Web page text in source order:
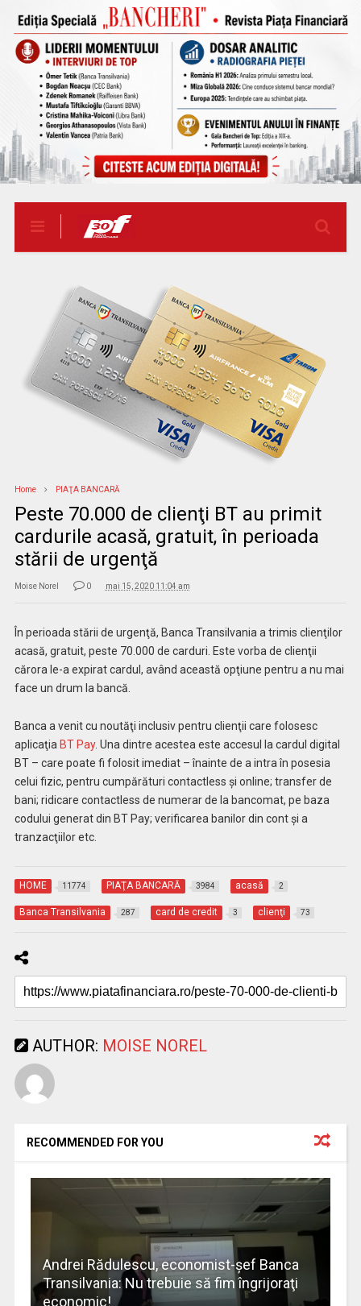
Home PIAŢA BANCARĂ
Peste 70.000 de clienţi BT au primit
cardurile acasă, gratuit, în perioada
stării de urgenţă
Moise Norel 0 mai 15, 2020 11:04 am
În perioada stării de urgenţă, Banca Transilvania a trimis clienţilor
acasă, gratuit, peste 70.000 de carduri. Este vorba de clienţii
cărora le-a expirat cardul, având această opţiune pentru a nu mai
face un drum la bancă.
Banca a venit cu noutăţi inclusiv pentru clienţii care folosesc
aplicaţia BT Pay. Una dintre acestea este accesul la cardul digital
BT – care poate fi folosit imediat – înainte de a intra în posesia
celui fizic, pentru cumpărături contactless şi online; transfer de
bani; ridicare contactless de numerar de la bancomat, pe baza
codului generat din BT Pay; verificarea banilor din cont şi a
tranzacţiilor etc.
HOME 11774 PIAŢA BANCARĂ 3984 acasă 2
Banca Transilvania 287 card de credit 3 clienţi 73
AUTHOR: MOISE NOREL
RECOMMENDED FOR YOU
Andrei Rădulescu, economist-şef Banca
Transilvania: Nu trebuie să fim îngrijoraţi
economic!